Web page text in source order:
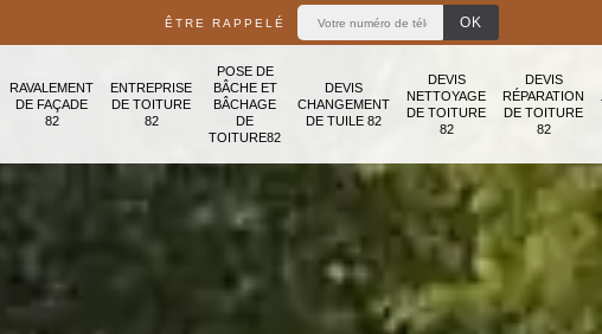
ÊTRE RAPPELÉ
RAVALEMENT
DE FAÇADE
82
ENTREPRISE
DE TOITURE
82
POSE DE
BÂCHE ET
BÂCHAGE
DE
TOITURE82
DEVIS
CHANGEMENT
DE TUILE 82
DEVIS
NETTOYAGE
DE TOITURE
82
DEVIS
RÉPARATION
DE TOITURE
82